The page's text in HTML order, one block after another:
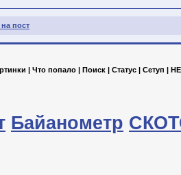
пост
Что попало Поиск Статус Сетуп
Байанометр